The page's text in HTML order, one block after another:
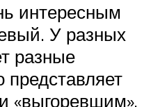
интересным
У разных
разные
представляет
«выгоревшим»,